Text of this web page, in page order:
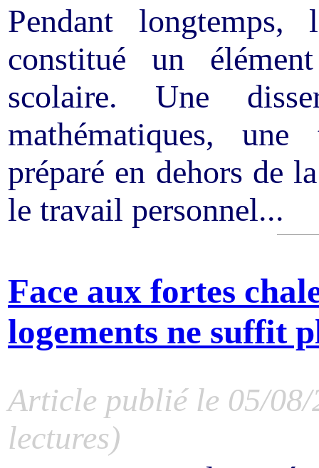
Pendant
constitué un
scolaire. Une
mathématiques,
préparé en dehors de
le travail personnel...
Face aux fortes
logements ne suffit
Article publié le 05/
lectures)